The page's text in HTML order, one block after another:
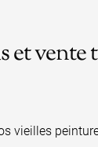
et vente
vieilles